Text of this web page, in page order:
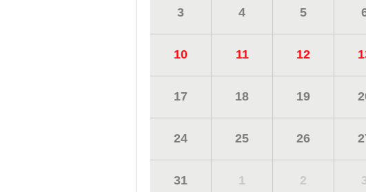
3 4 5
10 11 12
17 18 19
24 25 26
31 1 2